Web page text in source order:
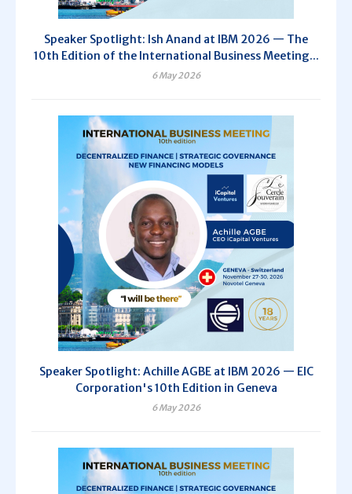
Speaker Spotlight: Ish Anand at IBM 2026 — The
10th Edition of the International Business Meeting...
6 May 2026
Speaker Spotlight: Achille AGBE at IBM 2026 — EIC
Corporation's 10th Edition in Geneva
6 May 2026